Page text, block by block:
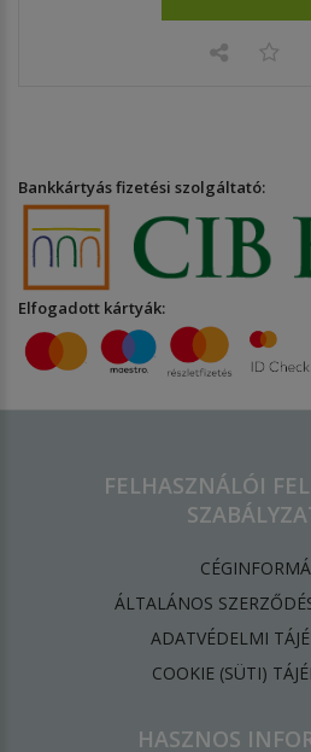
Bankkártyás fizetési szolgáltató:
Elfogadott kártyák:
FELHASZNÁLÓI
ÁLTALÁNOS
ADATVÉDELMI
​COOKIE (SÜTI)
HASZNOS